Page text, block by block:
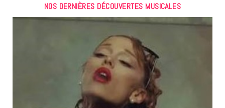
NOS DERNIÈRES DÉCOUVERTES MUSICALES